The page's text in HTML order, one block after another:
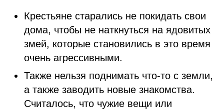
Крестьяне старались не покидать свои
дома, чтобы не наткнуться на ядовитых
змей, которые становились в это время
очень агрессивными.
Также нельзя поднимать что-то с земли,
а также заводить новые знакомства.
Считалось, что чужие вещи или